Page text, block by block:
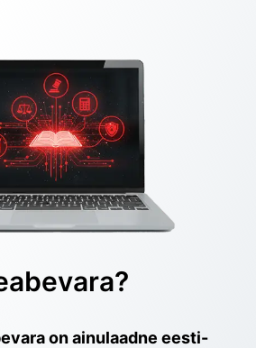
on ainulaadne eesti-